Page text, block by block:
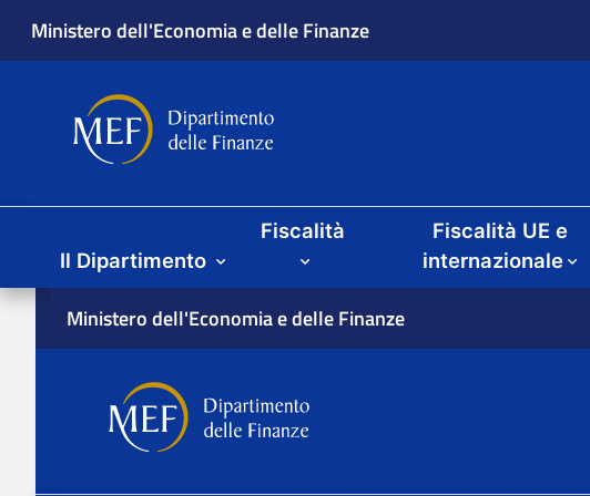
Ministero dell'Economia e delle Finanze
Dipartimento delle Finanze
Menu principale
Il Dipartimento
Fiscalità
Fiscalità UE e
internazionale
Ministero dell'Economia e delle Finanze
Dipartimento delle Finanze